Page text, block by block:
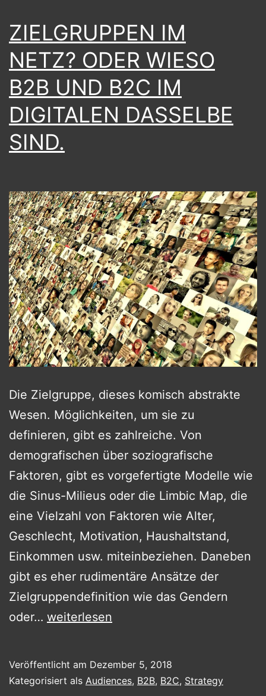
ZIELGRUPPEN IM
NETZ? ODER WIESO
B2B UND B2C IM
DIGITALEN DASSELBE
SIND.
Die Zielgruppe, dieses komisch abstrakte
Wesen. Möglichkeiten, um sie zu
definieren, gibt es zahlreiche. Von
demografischen über soziografische
Faktoren, gibt es vorgefertigte Modelle wie
die Sinus-Milieus oder die Limbic Map, die
eine Vielzahl von Faktoren wie Alter,
Geschlecht, Motivation, Haushaltstand,
Einkommen usw. miteinbeziehen. Daneben
gibt es eher rudimentäre Ansätze der
Zielgruppendefinition wie das Gendern
oder… ZIELGRUPPEN
ODER
weiterlesen
Veröffentlicht am Dezember 5, 2018
Kategorisiert als Audiences, B2B, B2C, Strategy